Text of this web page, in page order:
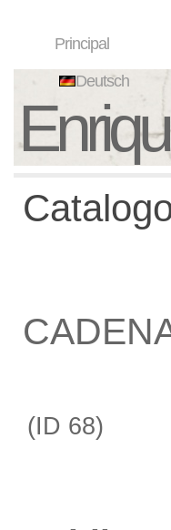
Principal
Deutsch
(ID 68)